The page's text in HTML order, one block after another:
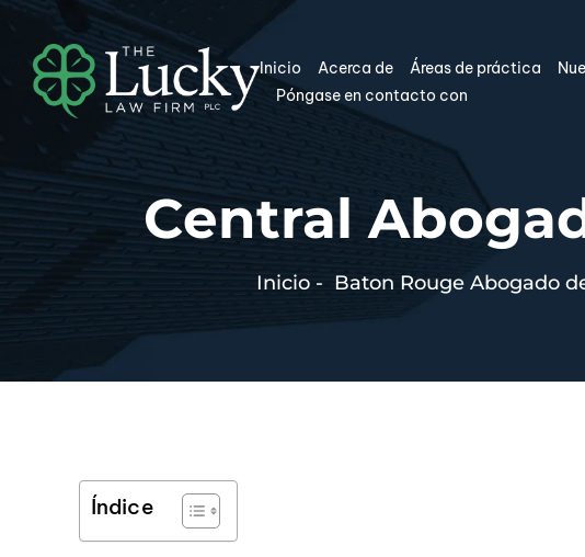
Inicio Acerca de Áreas de práctica
Póngase en contacto con
Central
Inicio - Baton Rouge Abogado
Índice